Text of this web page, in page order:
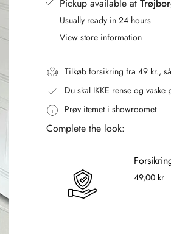
{{
quantity
</span>
cart",
"decrease"=>"Decrease
quantity
for
{{
"multiples_of"=>"Increments
Grå
kjole
Bahnsen
-
Grå
kjole"
Pickup available at
Usually ready in 24 hours
View store information
Tilkøb forsikring fra 49 kr.,
Du skal IKKE rense og
Prøv itemet i showroomet
Complete the look:
49,00 kr